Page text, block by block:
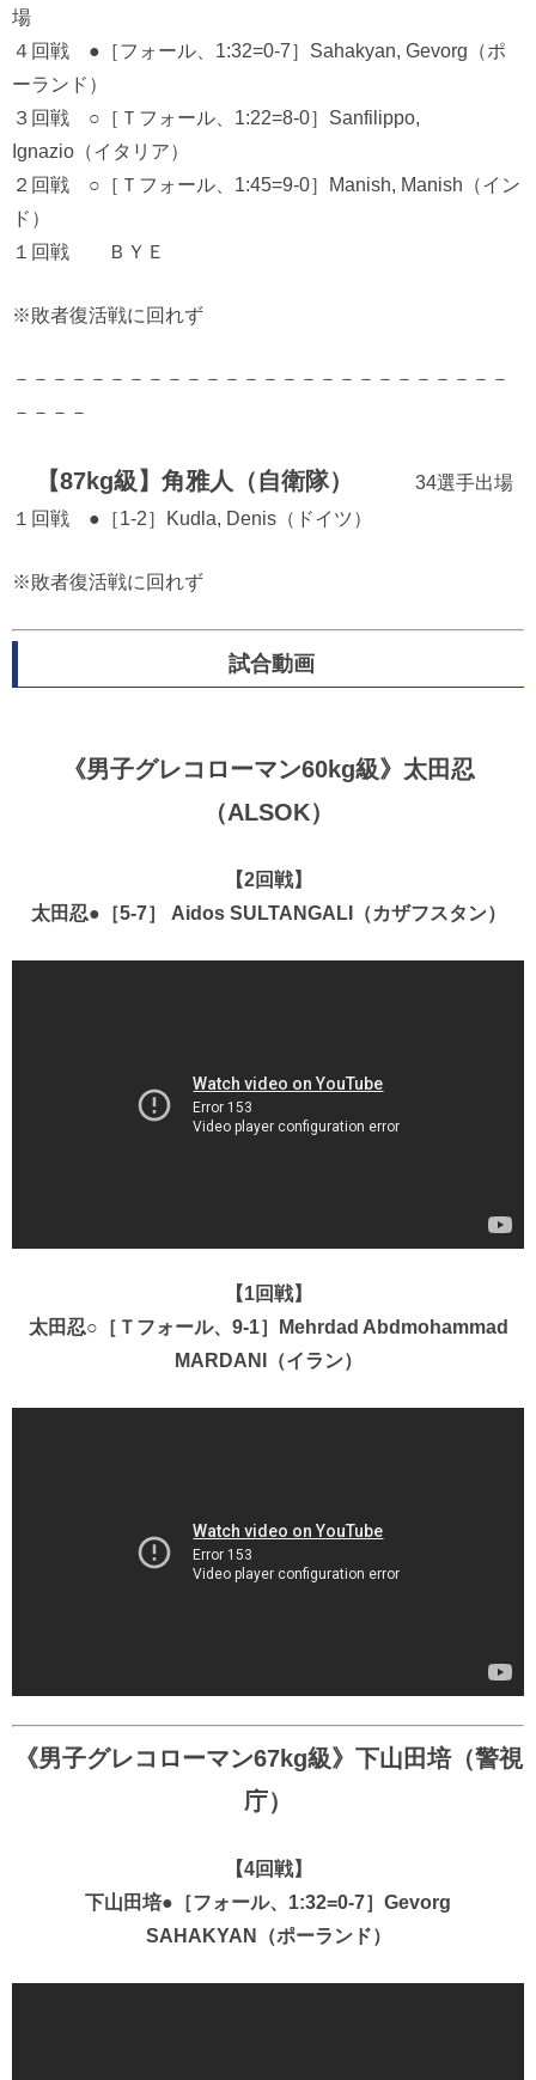
場
４回戦 ●［フォール、1:32=0-7］Sahakyan, Gevorg（ポ
ーランド）
３回戦 ○［Ｔフォール、1:22=8-0］Sanfilippo,
Ignazio（イタリア）
２回戦 ○［Ｔフォール、1:45=9-0］Manish, Manish（イン
ド）
１回戦 ＢＹＥ
※敗者復活戦に回れず
－－－－－－－－－－－－－－－－－－－－－－－－－－
－－－－
【87kg級】角雅人（自衛隊）
34選手出場
１回戦 ●［1-2］Kudla, Denis（ドイツ）
※敗者復活戦に回れず
試合動画
《男子グレコローマン60kg級》太田忍
（ALSOK）
【2回戦】
太田忍●［5-7］ Aidos SULTANGALI（カザフスタン）
【1回戦】
太田忍○［Ｔフォール、9-1］Mehrdad Abdmohammad
MARDANI（イラン）
《男子グレコローマン67kg級》下山田培（警視
庁）
【4回戦】
下山田培●［フォール、1:32=0-7］Gevorg
SAHAKYAN（ポーランド）